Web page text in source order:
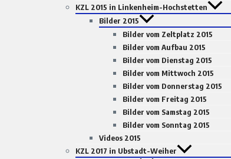
KZL 2015 in Linkenheim-Hochstetten
Bilder 2015
Bilder vom Zeltplatz 2015
Bilder vom Aufbau 2015
Bilder vom Dienstag 2015
Bilder vom Mittwoch 2015
Bilder vom Donnerstag 2015
Bilder vom Freitag 2015
Bilder vom Samstag 2015
Bilder vom Sonntag 2015
Videos 2015
KZL 2017 in Ubstadt-Weiher